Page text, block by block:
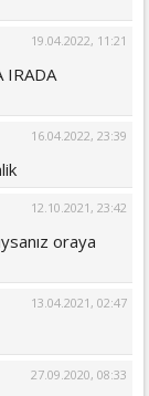
19.04.2022, 11:21
IRADA
16.04.2022, 23:39
12.10.2021, 23:42
oraya
13.04.2021, 02:47
27.09.2020, 08:33